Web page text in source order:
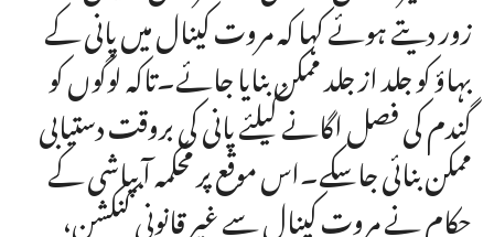
زور دیتے ہوئے کہا کہ مروت کینال میں پانی کے
بہاؤ کو جلد از جلد ممکن بنایا جائے۔تاکہ لوگوں کو
گندم کی فصل اگانے کیلئے پانی کی بروقت دستیابی
ممکن بنائی جاسکے۔اس موقع پر محکمہ آبپاشی کے
حکام نے مروت کینال سے غیر قانونی کنکشن،